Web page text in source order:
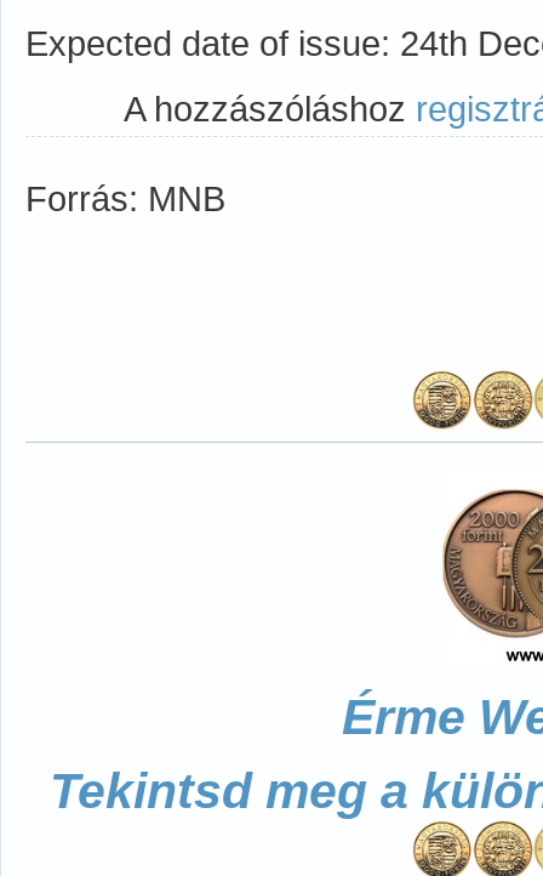
Expected date of issue: 24th
A hozzászóláshoz
Forrás: MNB
Érme
Tekintsd meg a